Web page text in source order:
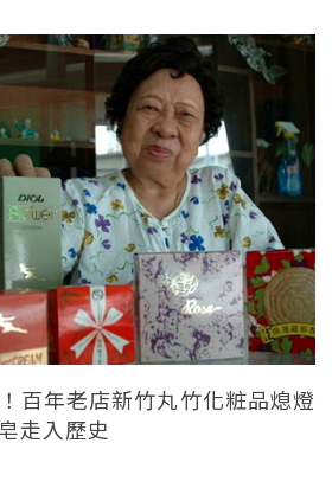
百年老店新竹丸竹化粧品熄燈
走入歷史